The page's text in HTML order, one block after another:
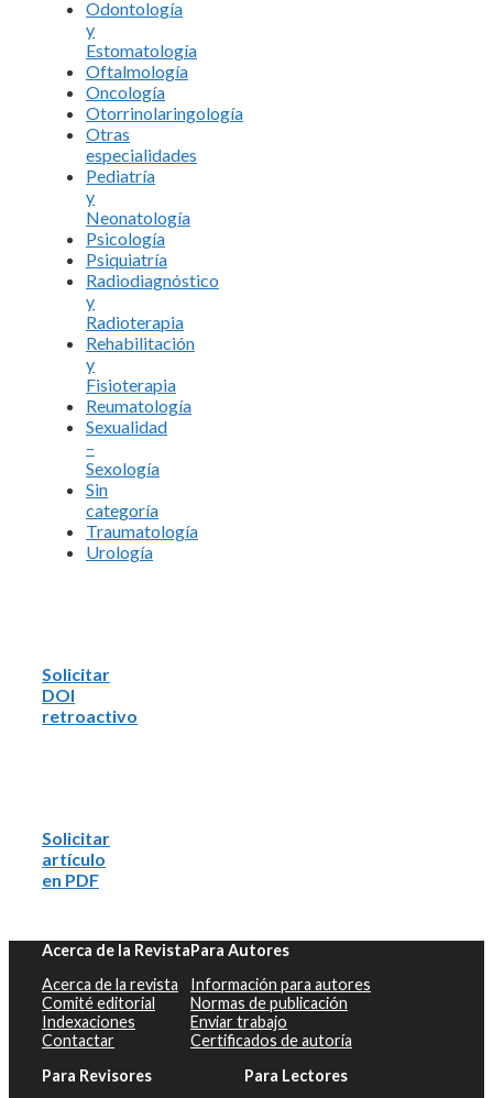
Odontología
y
Estomatología
Oftalmología
Oncología
Otorrinolaringología
Otras
especialidades
Pediatría
y
Neonatología
Psicología
Psiquiatría
Radiodiagnóstico
y
Radioterapia
Rehabilitación
y
Fisioterapia
Reumatología
Sexualidad
–
Sexología
Sin
categoría
Traumatología
Urología
Solicitar
DOI
retroactivo
Solicitar
artículo
en PDF
Acerca de la Revista
Acerca de la revista
Comité editorial
Indexaciones
Contactar
Para Autores
Información para autores
Normas de publicación
Enviar trabajo
Certificados de autoría
Para Revisores
Para Lectores